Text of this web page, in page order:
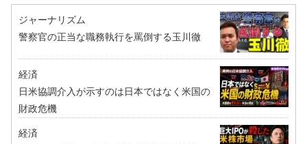
ジャーナリズム
警察官の正当な職務執行を罵倒する玉川徹
経済
日米協調介入が示すのは日本ではなく米国の
財政危機
経済